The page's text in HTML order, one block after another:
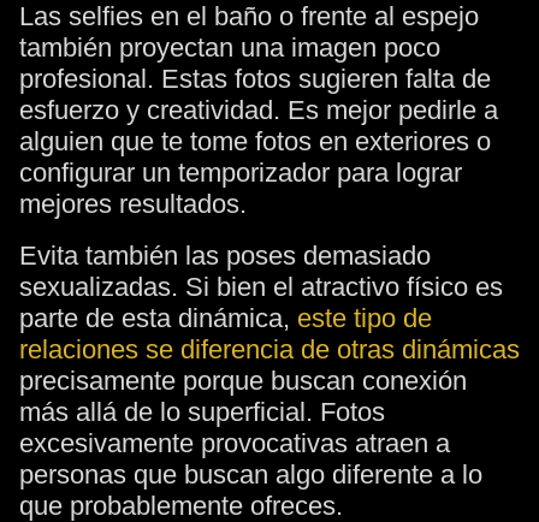
Las selfies en el baño o frente al espejo
también proyectan una imagen poco
profesional. Estas fotos sugieren falta de
esfuerzo y creatividad. Es mejor pedirle a
alguien que te tome fotos en exteriores o
configurar un temporizador para lograr
mejores resultados.
Evita también las poses demasiado
sexualizadas. Si bien el atractivo físico es
parte de esta dinámica, este tipo de
relaciones se diferencia de otras dinámicas
precisamente porque buscan conexión
más allá de lo superficial. Fotos
excesivamente provocativas atraen a
personas que buscan algo diferente a lo
que probablemente ofreces.